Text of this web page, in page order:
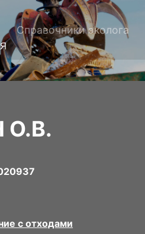
Справочники эколога
О.В.
с отходами